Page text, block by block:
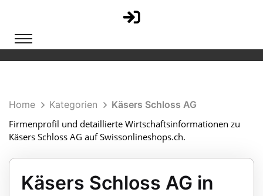
Home Kategorien
Käsers Schloss AG
Firmenprofil und detaillierte Wirtschaftsinformationen zu
Käsers Schloss AG auf Swissonlineshops.ch.
Käsers Schloss AG in